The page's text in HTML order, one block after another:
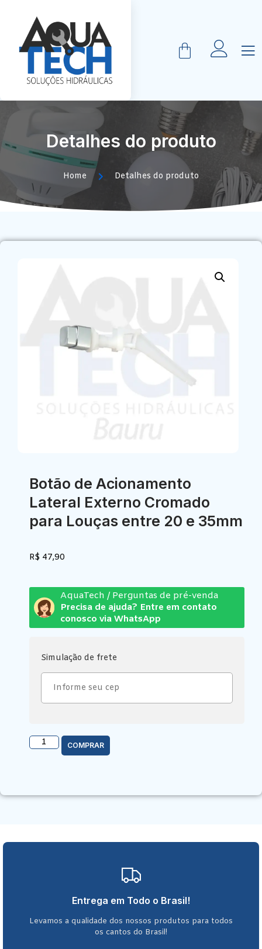
Detalhes do produto
Home Detalhes do produto
Botão de Acionamento
Lateral Externo Cromado
para Louças entre 20 e 35mm
R$ 47,90
AquaTech / Perguntas de pré-venda
Precisa de ajuda? Entre em contato
conosco via WhatsApp
Simulação de frete
COMPRAR
Entrega em Todo o Brasil!
Levamos a qualidade dos nossos produtos para todos
os cantos do Brasil!